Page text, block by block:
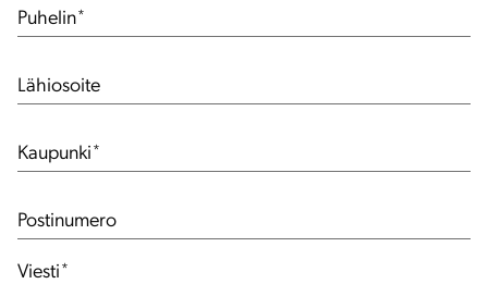
Puhelin*
Lähiosoite
Kaupunki *
Postinumero
Viesti *